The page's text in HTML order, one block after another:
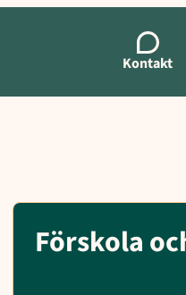
Kontakt
Förskola